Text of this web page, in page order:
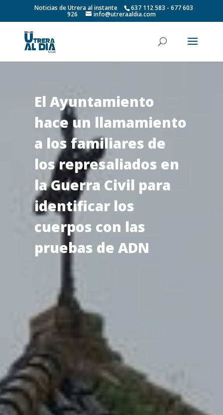
Noticias de Utrera al instante 637 112 583 - 677 603
926 info@utreraaldia.com
El Ayuntamiento
hace un llamamiento
a los familiares de
los represaliados en
la Guerra Civil para
identificar los
cuerpos con las
pruebas de ADN